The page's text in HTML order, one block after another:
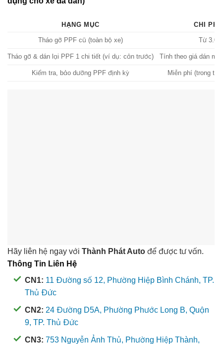
HẠNG MỤC CHI
Tháo gỡ PPF cũ (toàn bộ xe) Từ
Tháo gỡ & dán lại PPF 1 chi tiết (ví dụ: cản trước) Tính theo giá dán
Kiểm tra, bảo dưỡng PPF định kỳ Miễn phí (trong
Hãy liên hệ ngay với Thành Phát Auto để được tư vấn.
Thông Tin Liên Hệ
CN1: 11 Đường số 12, Phường Hiệp Bình Chánh, TP.
Thủ Đức
CN2: 24 Đường D5A, Phường Phước Long B, Quận
9, TP. Thủ Đức
CN3: 753 Nguyễn Ảnh Thủ, Phường Hiệp Thành,